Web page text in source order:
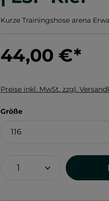
Kurze Trainingshose arena
44,00 €*
Preise inkl. MwSt. zzgl.
Größeauswählen